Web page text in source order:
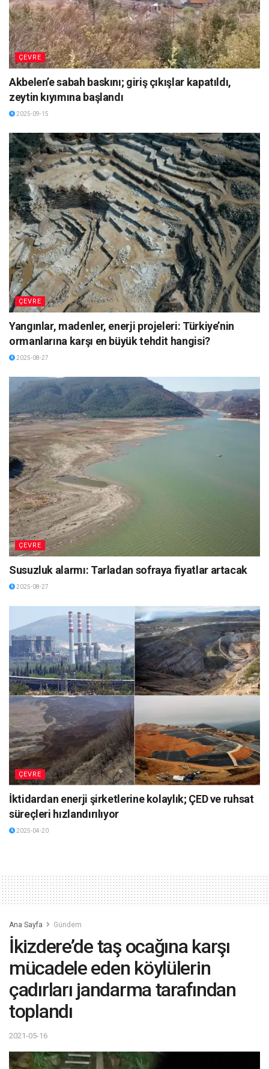
ÇEVRE
Akbelen’e sabah baskını; giriş çıkışlar kapatıldı,
zeytin kıyımına başlandı
2025-09-15
ÇEVRE
Yangınlar, madenler, enerji projeleri: Türkiye’nin
ormanlarına karşı en büyük tehdit hangisi?
2025-08-27
ÇEVRE
Susuzluk alarmı: Tarladan sofraya fiyatlar artacak
2025-08-27
ÇEVRE
İktidardan enerji şirketlerine kolaylık; ÇED ve ruhsat
süreçleri hızlandırılıyor
2025-04-20
Ana Sayfa Gündem
İkizdere’de taş ocağına karşı
mücadele eden köylülerin
çadırları jandarma tarafından
toplandı
2021-05-16